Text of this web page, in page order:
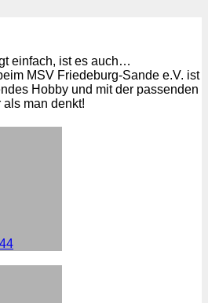
einfach, ist es auch…
MSV Friedeburg-Sande e.V. ist
Hobby und mit der passenden
man denkt!